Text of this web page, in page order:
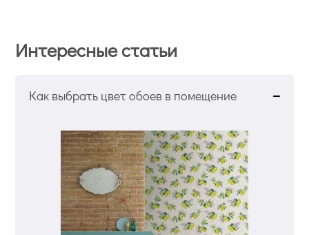
Интересные статьи
Как выбрать цвет обоев в помещение